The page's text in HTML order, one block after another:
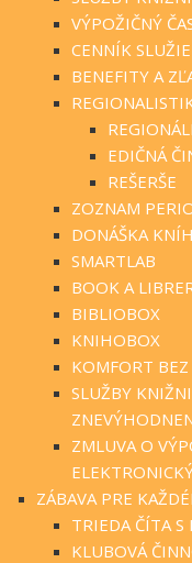
VÝPOŽIČNÝ
CENNÍK
BENEFITY A
EDIČNÁ
REŠERŠE
ZOZNAM
DONÁŠKA KNÍH
SMARTLAB
BOOK A
BIBLIOBOX
KNIHOBOX
KOMFORT BEZ
SLUŽBY
ZMLUVA O
ZÁBAVA PRE
TRIEDA ČÍTA S
KLUBOVÁ